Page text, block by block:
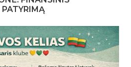
PATYRIMĄ